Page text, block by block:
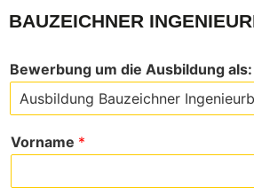
BAUZEICHNER
Bewerbung um die Ausbildung als:
Vorname *